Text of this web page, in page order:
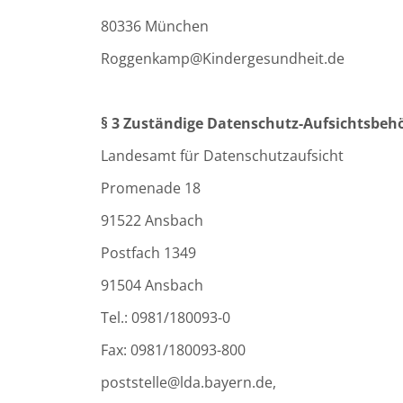
80336 München
Roggenkamp@Kindergesundheit.de
§ 3 Zuständige Datenschutz-
Landesamt für Datenschutzaufsicht
Promenade 18
91522 Ansbach
Postfach 1349
91504 Ansbach
Tel.: 0981/180093-0
Fax: 0981/180093-800
poststelle@lda.bayern.de,